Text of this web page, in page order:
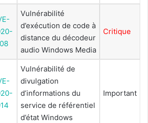
Vulnérabilité
d’exécution de code à
distance du décodeur
audio Windows Media
Critique
Vulnérabilité de
divulgation
d’informations du
service de référentiel
d’état Windows
Important